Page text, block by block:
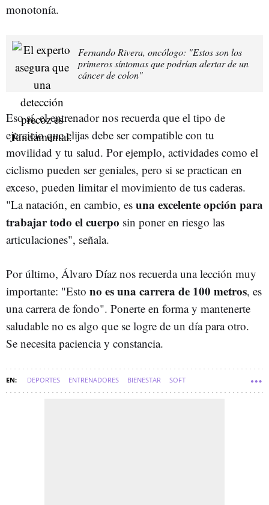
monotonía.
Fernando Rivera, oncólogo: "Estos son los
primeros síntomas que podrían alertar de un
cáncer de colon"
Eso sí, el entrenador nos recuerda que el tipo de
ejercicio que elijas debe ser compatible con tu
movilidad y tu salud. Por ejemplo, actividades como el
ciclismo pueden ser geniales, pero si se practican en
exceso, pueden limitar el movimiento de tus caderas.
"La natación, en cambio, es una excelente opción para
trabajar todo el cuerpo sin poner en riesgo las
articulaciones", señala.
Por último, Álvaro Díaz nos recuerda una lección muy
importante: "Esto no es una carrera de 100 metros, es
una carrera de fondo". Ponerte en forma y mantenerte
saludable no es algo que se logre de un día para otro.
Se necesita paciencia y constancia.
DEPORTES ENTRENADORES BIENESTAR SOFT